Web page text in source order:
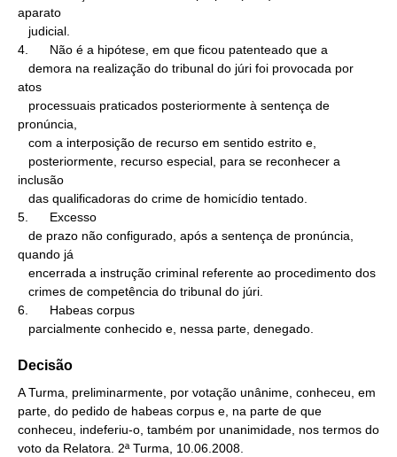
aparato
4.      Não é a hipótese, em que ficou patenteado que a
atos
pronúncia,
inclusão
5.      Excesso
quando já
6.      Habeas corpus
   parcialmente conhecido e, nessa parte, denegado.
Decisão
A Turma, preliminarmente, por votação unânime, conheceu, em
parte, do pedido de habeas corpus e, na parte de que
conheceu, indeferiu-o, também por unanimidade, nos termos do
voto da Relatora. 2ª Turma, 10.06.2008.